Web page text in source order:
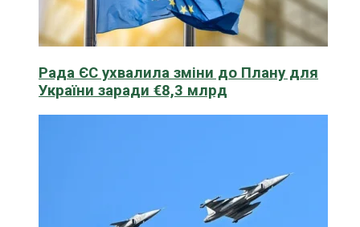
Рада ЄС ухвалила зміни до Плану для
України заради €8,3 млрд